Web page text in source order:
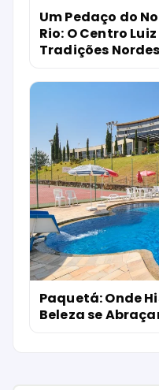
Um Pedaço do
Rio: O Centro
Tradições
Paquetá: Onde
Beleza se